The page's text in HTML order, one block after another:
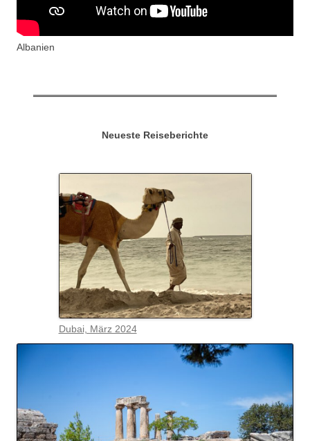
Albanien
Neueste Reiseberichte
Dubai, März 2024